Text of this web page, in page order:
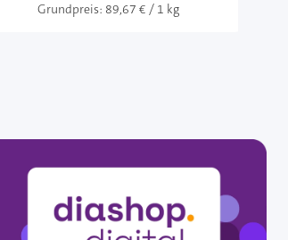
Grundpreis: 89,67 € / 1 kg